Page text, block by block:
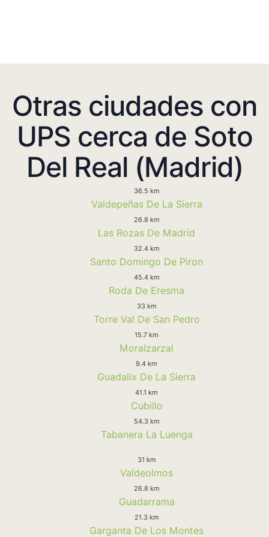
Otras ciudades con
UPS cerca de Soto
Del Real (Madrid)
36.5 km
Valdepeñas De La Sierra
26.8 km
Las Rozas De Madrid
32.4 km
Santo Domingo De Piron
45.4 km
Roda De Eresma
33 km
Torre Val De San Pedro
15.7 km
Moralzarzal
9.4 km
Guadalix De La Sierra
41.1 km
Cubillo
54.3 km
Tabanera La Luenga
31 km
Valdeolmos
26.8 km
Guadarrama
21.3 km
Garganta De Los Montes